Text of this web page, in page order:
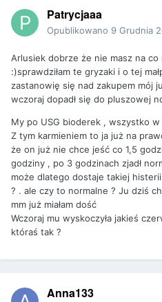
Patrycjaaa
Opublikowano 9 Grudnia
Arlusiek dobrze że nie masz na co
:)sprawdziłam te gryzaki i o tej
zastanowię się nad zakupem mój
wczoraj dopadł się do pluszowej
My po USG bioderek , wszystko w
Z tym karmieniem to ja już na
że on już nie chce jeść co 1,5
godziny , po 3 godzinach zjadł
może dlatego dostaje takiej
? . ale czy to normalne ? Ju dziś
mm już miałam dość
Wczoraj mu wyskoczyła jakieś
któraś tak ?
Anna133